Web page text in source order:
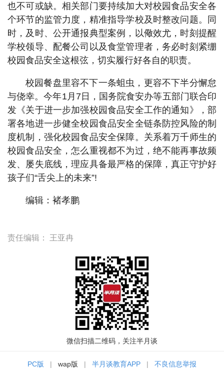
也不可或缺。相关部门要持续加大对校园食品安全各
个环节的监管力度，精准指导学校及时整改问题。同
时，及时、公开通报典型案例，以儆效尤，时刻提醒
学校领导、配餐公司以及食堂管理者，务必时刻紧绷
校园食品安全这根弦，切实履行好各自的职责。
校园餐盘里容不下一条蛆虫，更容不下半分懈怠
与侥幸。今年1月7日，国务院食安办等五部门联合印
发《关于进一步加强校园食品安全工作的通知》，部
署各地进一步健全校园食品安全全链条防控风险的制
度机制，强化校园食品安全保障。关系着万千师生的
校园食品安全，怎么重视都不为过，绝不能再事故频
发、屡失底线，理应具备最严格的保障，真正守护好
孩子们“舌尖上的未来”!
编辑：褚孝鹏
责任编辑： 王亚冉
微信扫描二维码，关注半月谈
PC版 | wap版 | 半月谈教育APP | 不良信息举报